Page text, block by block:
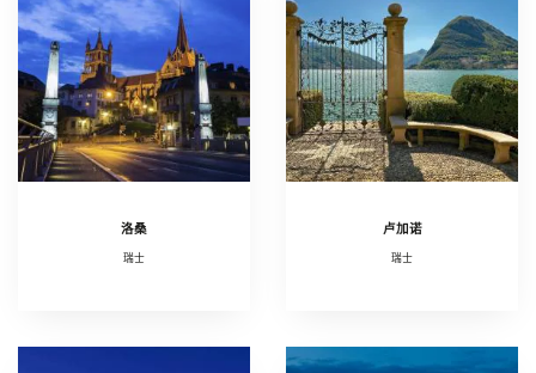
洛桑
瑞士
卢加诺
瑞士